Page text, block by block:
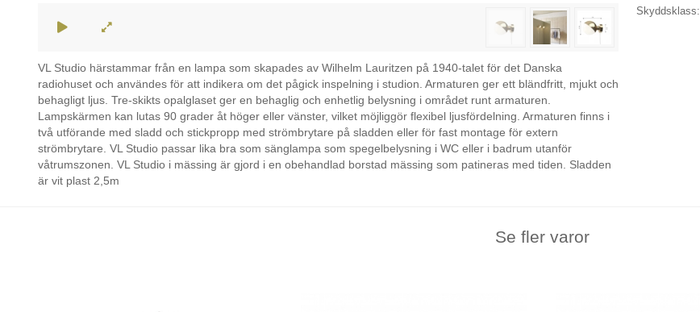
VL Studio härstammar från en lampa som skapades av Wilhelm Lauritzen på 1940-talet för det Danska
radiohuset och användes för att indikera om det pågick inspelning i studion. Armaturen ger ett bländfritt, mjukt och
behagligt ljus. Tre-skikts opalglaset ger en behaglig och enhetlig belysning i området runt armaturen.
Lampskärmen kan lutas 90 grader åt höger eller vänster, vilket möjliggör flexibel ljusfördelning. Armaturen finns i
två utförande med sladd och stickpropp med strömbrytare på sladden eller för fast montage för extern
strömbrytare. VL Studio passar lika bra som sänglampa som spegelbelysning i WC eller i badrum utanför
våtrumszonen. VL Studio i mässing är gjord i en obehandlad borstad mässing som patineras med tiden. Sladden
är vit plast 2,5m
Skyddsklass:
Se fler varor